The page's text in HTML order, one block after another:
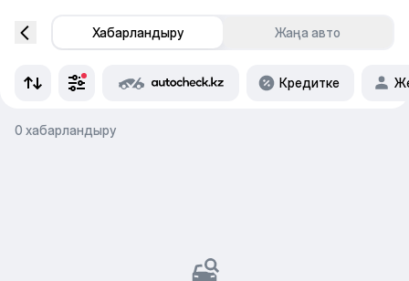
Хабарландыру Жаңа авто
Кредитке
0 хабарландыру